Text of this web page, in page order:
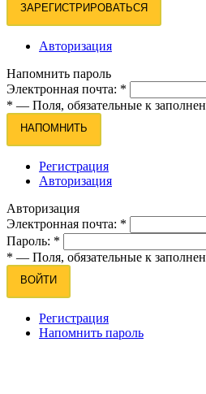
ЗАРЕГИСТРИРОВАТЬСЯ
Авторизация
Напомнить пароль
Электронная почта: *
* — Поля, обязательные к
НАПОМНИТЬ
Регистрация
Авторизация
Авторизация
Электронная почта: *
Пароль: *
* — Поля, обязательные к
ВОЙТИ
Регистрация
Напомнить пароль